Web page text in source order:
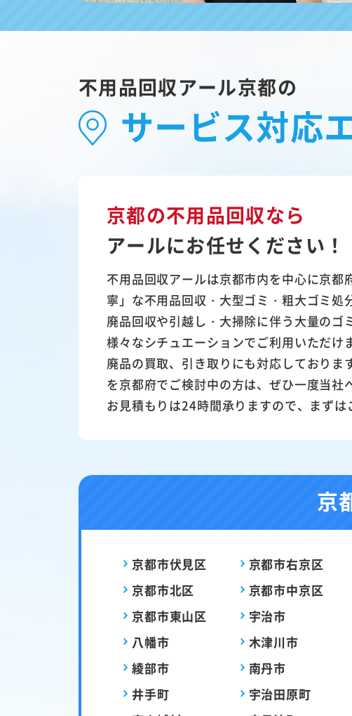
不用品回収アール京都の
サービス対応
京都の不用品回収なら
アールにお任せください！
不用品回収アールは京都市内を中心に京都
寧」な不用品回収・大型ゴミ・粗大ゴミ処
廃品回収や引越し・大掃除に伴う大量のゴ
様々なシチュエーションでご利用いただけ
廃品の買取、引き取りにも対応しておりま
を京都府でご検討中の方は、ぜひ一度当社
お見積もりは24時間承りますので、まずは
京
京都市伏見区 京都市右京区
京都市北区
京都市中京区
京都市東山区
宇治市
八幡市
木津川市
綾部市
南丹市
井手町
宇治田原町